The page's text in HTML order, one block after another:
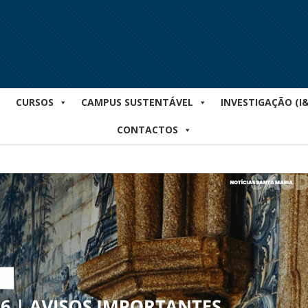
CURSOS CAMPUS SUSTENTÁVEL INVESTIGAÇÃO
CONTACTOS